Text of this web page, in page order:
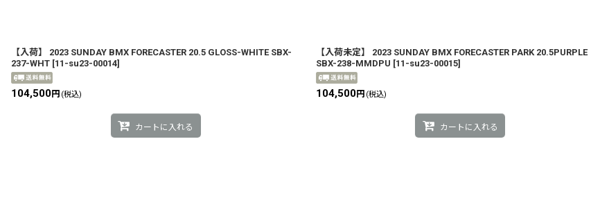
【入荷】 2023 SUNDAY BMX FORECASTER 20.5 GLOSS-WHITE SBX-
237-WHT [11-su23-00014]
104,500円 (税込)
カートに入れる
【入荷未定】 2023 SUNDAY BMX FORECASTER PARK 20.5PURPLE
SBX-238-MMDPU [11-su23-00015]
104,500円 (税込)
カートに入れる